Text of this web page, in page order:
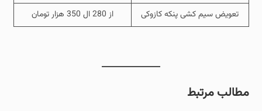
تعویض سیم کشی پنکه کازوکی
از 280 ال 350 هزار تومان
مطالب مرتبط